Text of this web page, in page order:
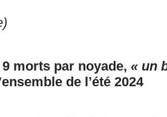
morts par noyade, « un
de l’été 2024